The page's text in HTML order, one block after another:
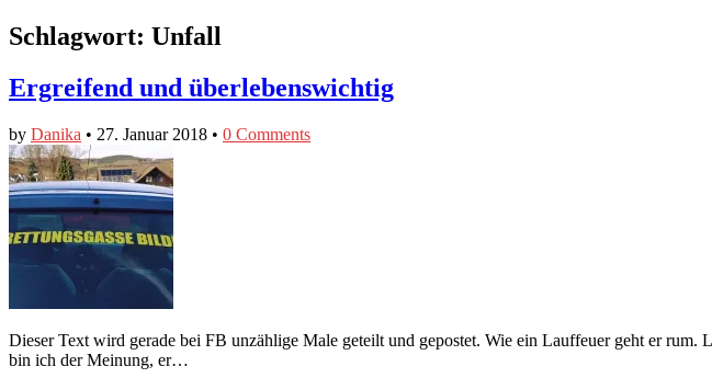
Schlagwort: Unfall
Ergreifend und überlebenswichtig
by Danika • 27. Januar 2018 • 0 Comments
Dieser Text wird gerade bei FB unzählige Male geteilt und gepostet. Wie ein Lauffeuer geht er
bin ich der Meinung, er…